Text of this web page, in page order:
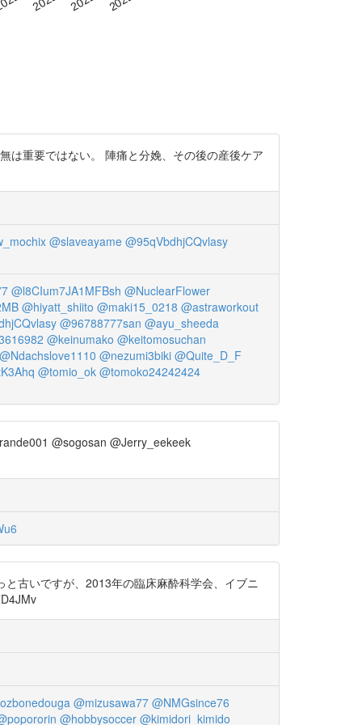
重要ではない。 陣痛と分娩、その後の産後ケア
@slaveayame @95qVbdhjCQvlasy
@l8CIum7JA1MFBsh @NuclearFlower
@hiyatt_shiito @maki15_0218 @astraworkout
@96788777san @ayu_sheeda
@keinumako @keitomosuchan
@Ndachslove1110 @nezumi3biki @Quite_D_F
@tomio_ok @tomoko24242424
@sogosan @Jerry_eekeek
古いですが、2013年の臨床麻酔科学会、イブニ
@mizusawa77 @NMGsince76
@hobbysoccer @kimidori_kimido